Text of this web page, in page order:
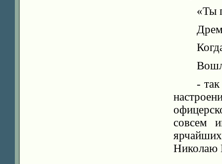
«Ты
-
совсем
Николаю